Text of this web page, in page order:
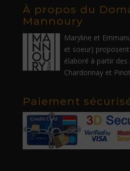
À propos du
Mannoury
Maryline et
et soeur)
élaboré à partir
Chardonnay et
Paiement